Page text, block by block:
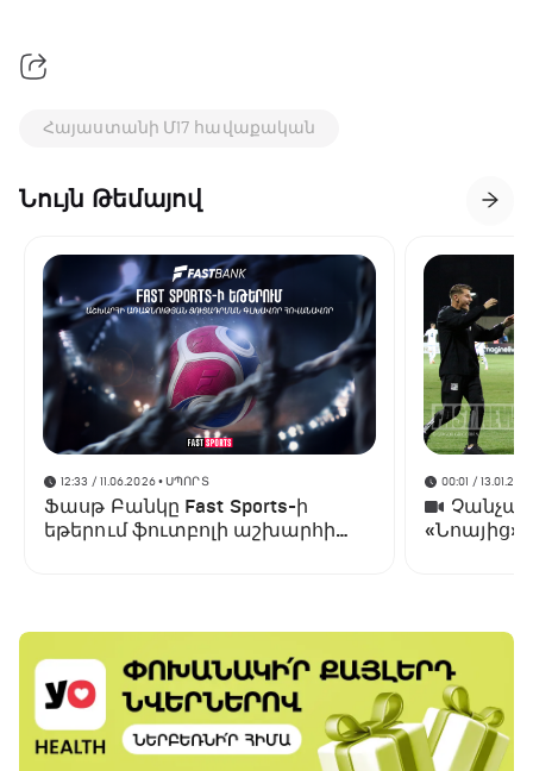
Հայաստանի Մ17 հավաքական
Նույն Թեմայով
12:33 / 11.06.2026• ՍՊՈՐՏ
Ֆասթ Բանկը Fast Sports-ի
եթերում ֆուտբոլի աշխարհի
00:01 /
«Նոայից»